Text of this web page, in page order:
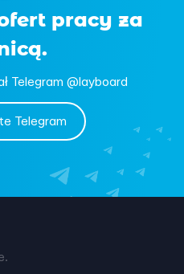
pracy za
Telegram @layboard
Telegram